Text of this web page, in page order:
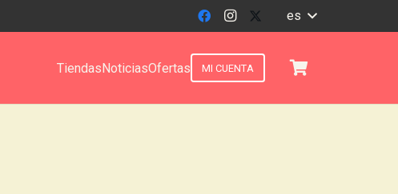
es
TiendasNoticiasOfertas MI CUENTA